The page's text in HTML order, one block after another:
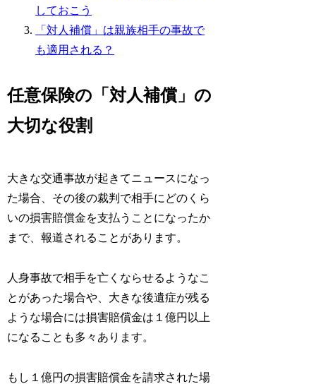
しておこう
「対人補償」は親族相手の事故で
も適用される？
任意保険の「対人補償」の
大切な役割
大きな交通事故が起きてニュースになっ
た場合、その後の裁判で相手にどのくら
いの損害賠償金を支払うことになったか
まで、報道されることがあります。
人身事故で相手を亡くならせるようなこ
とがあった場合や、大きな後遺症が残る
ような場合には損害賠償金は１億円以上
になることも多々あります。
もし１億円の損害賠償金を請求された場